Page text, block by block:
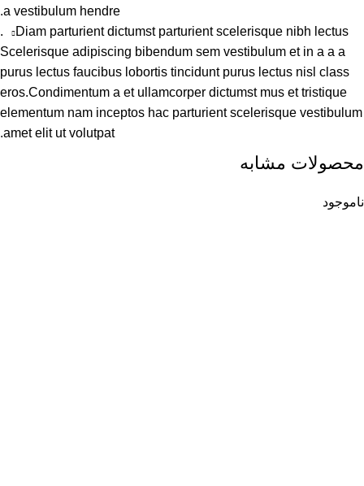
a vestibulum hendre.
Diam parturient dictumst parturient scelerisque nibh lectus.
Scelerisque adipiscing bibendum sem vestibulum et in a a a
purus lectus faucibus lobortis tincidunt purus lectus nisl class
eros.Condimentum a et ullamcorper dictumst mus et tristique
elementum nam inceptos hac parturient scelerisque vestibulum
amet elit ut volutpat.
محصولات مشابه
ناموجود